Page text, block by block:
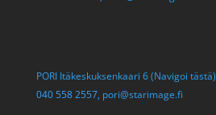
PORI Itäkeskuksenkaari 6 (Navigoi tästä)
040 558 2557, pori@starimage.fi